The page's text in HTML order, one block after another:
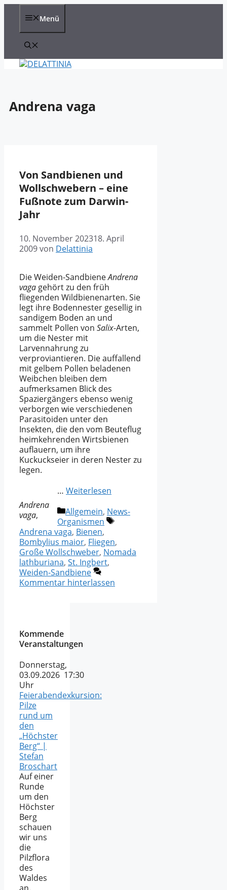
Zum
Menü
Andrena vaga
Von Sandbienen und
Wollschwebern – eine
Fußnote zum Darwin-
Jahr
10. November 202318. April
2009von Delattinia
Die Weiden-SandbieneAndrena
vaga gehört zu den früh
fliegenden Wildbienenarten. Sie
legt ihre Bodennester gesellig in
sandigem Boden an und
sammelt Pollen von Salix-Arten,
um die Nester mit
Larvennahrung zu
verproviantieren. Die auffallend
mit gelbem Pollen beladenen
Weibchen bleiben dem
aufmerksamen Blick des
Spaziergängers ebenso wenig
verborgen wie verschiedenen
Parasitoiden unter den
Insekten, die den vom Beuteflug
heimkehrenden Wirtsbienen
auflauern, um ihre
Kuckuckseier in deren Nester zu
legen.
Andrena
vaga,
… Weiterlesen
Kategorien
Allgemein, News-
Organismen
Schlagwörter
Andrena vaga, Bienen,
Bombylius maior, Fliegen,
Große Wollschweber, Nomada
lathburiana, St. Ingbert,
Weiden-Sandbiene
Kommentar hinterlassen
Kommende
Veranstaltungen
Donnerstag,
03.09.2026 17:30
Uhr
Feierabendexkursion:
Pilze
rund um
den
„Höchster
Berg“ |
Stefan
Broschart
Auf einer
Runde
um den
Höchster
Berg
schauen
wir uns
die
Pilzflora
des
Waldes